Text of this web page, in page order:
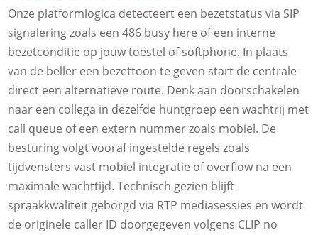
Onze platformlogica detecteert een bezetstatus via SIP
signalering zoals een 486 busy here of een interne
bezetconditie op jouw toestel of softphone.​ In plaats
van de beller een bezettoon te geven start de centrale
direct een alternatieve route.​ Denk aan doorschakelen
naar een collega in dezelfde huntgroep een wachtrij met
call queue of een extern nummer zoals mobiel.​ De
besturing volgt vooraf ingestelde regels zoals
tijdvensters vast mobiel integratie of overflow na een
maximale wachttijd.​ Technisch gezien blijft
spraakkwaliteit geborgd via RTP mediasessies en wordt
de originele caller ID doorgegeven volgens CLIP no